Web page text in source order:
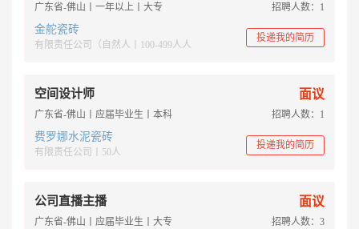
广东省-佛山丨一年以上丨大专 招聘人数：1
金舵瓷砖
有限责任公司（自然人丨100-499人人
投递我的简历
空间设计师 面议
广东省-佛山丨应届毕业生丨本科 招聘人数：1
费罗娜水泥瓷砖
有限责任公司丨50人
投递我的简历
公司直播主播 面议
广东省-佛山丨应届毕业生丨大专 招聘人数：3